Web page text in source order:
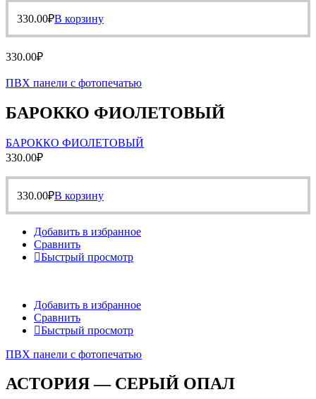
330.00₽В корзину
330.00₽
ПВХ панели с фотопечатью
БАРОККО ФИОЛЕТОВЫЙ
БАРОККО ФИОЛЕТОВЫЙ
330.00₽
330.00₽В корзину
Добавить в избранное
Сравнить
Быстрый просмотр
Добавить в избранное
Сравнить
Быстрый просмотр
ПВХ панели с фотопечатью
АСТОРИЯ — СЕРЫЙ ОПАЛ